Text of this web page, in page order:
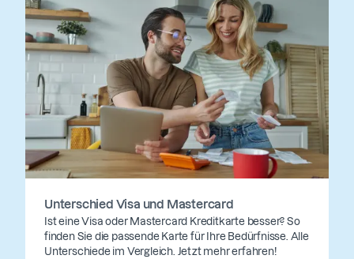
Unterschied Visa und Mastercard
Ist eine Visa oder Mastercard Kreditkarte besser? So
finden Sie die passende Karte für Ihre Bedürfnisse. Alle
Unterschiede im Vergleich. Jetzt mehr erfahren!